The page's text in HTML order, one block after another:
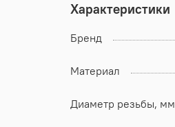
Характеристики
Бренд
Материал
Диаметр резьбы, мм